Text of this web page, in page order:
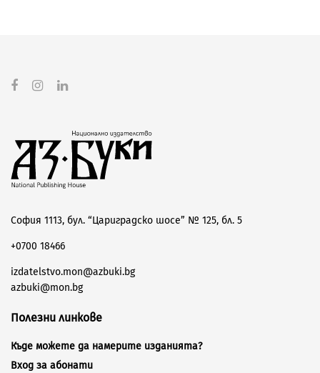
София 1113, бул. “Цариградско шосе” № 125, бл. 5
+0700 18466
izdatelstvo.mon@azbuki.bg
azbuki@mon.bg
Полезни линкове
Къде можете да намерите изданията?
Вход за абонати